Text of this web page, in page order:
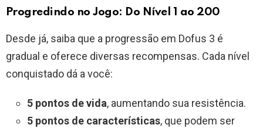
Progredindo no Jogo: Do Nível 1 ao 200
Desde já, saiba que a progressão em Dofus 3 é
gradual e oferece diversas recompensas. Cada nível
conquistado dá a você:
5 pontos de vida, aumentando sua resistência.
5 pontos de características, que podem ser